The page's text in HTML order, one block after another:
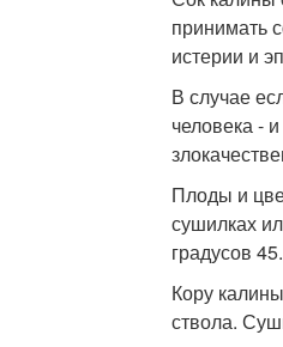
принимать
истерии и
В случае
человека -
Плоды и
сушилках
градусов
Кору
ствола.